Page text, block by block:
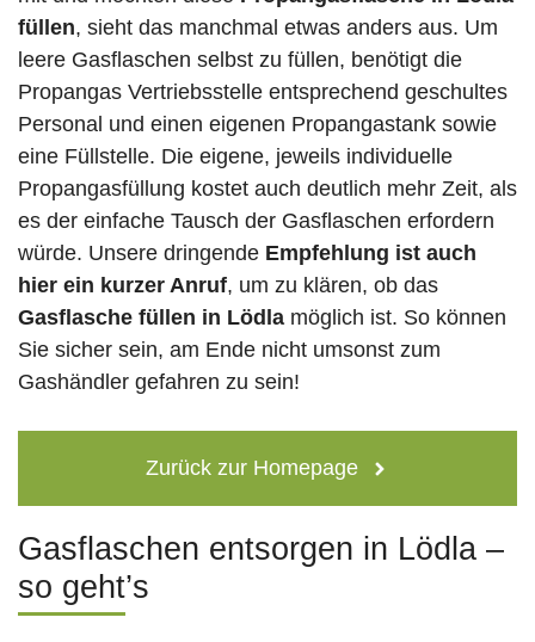
füllen, sieht das manchmal etwas anders aus. Um
leere Gasflaschen selbst zu füllen, benötigt die
Propangas Vertriebsstelle entsprechend geschultes
Personal und einen eigenen Propangastank sowie
eine Füllstelle. Die eigene, jeweils individuelle
Propangasfüllung kostet auch deutlich mehr Zeit, als
es der einfache Tausch der Gasflaschen erfordern
würde. Unsere dringende Empfehlung ist auch
hier ein kurzer Anruf, um zu klären, ob das
Gasflasche füllen in Lödla möglich ist. So können
Sie sicher sein, am Ende nicht umsonst zum
Gashändler gefahren zu sein!
Zurück zur Homepage
Gasflaschen entsorgen in Lödla –
so geht’s